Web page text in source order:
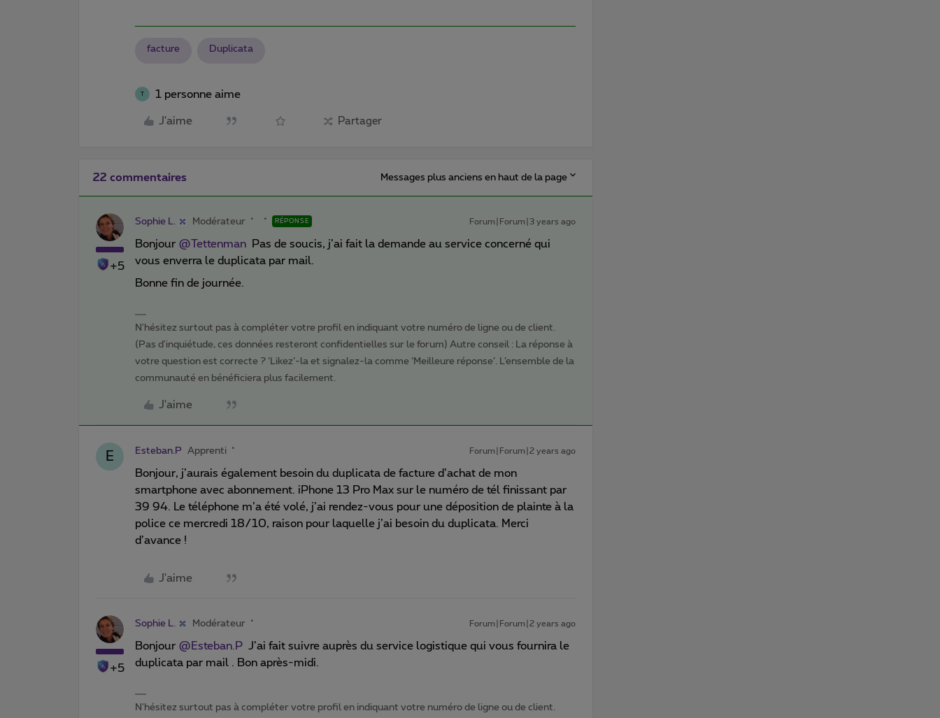
facture Duplicata
T 1 personne aime
J'aime Partager
22 commentaires Messages plus anciens en haut de la page
+5
Sophie L. Modérateur RÉPONSE Forum|Forum|3 years ago
Bonjour @Tettenman Pas de soucis, j’ai fait la demande au service concerné qui
vous enverra le duplicata par mail.
Bonne fin de journée.
N'hésitez surtout pas à compléter votre profil en indiquant votre numéro de ligne ou de client.
(Pas d'inquiétude, ces données resteront confidentielles sur le forum) Autre conseil : La réponse à
votre question est correcte ? ‘Likez’-la et signalez-la comme ‘Meilleure réponse’. L’ensemble de la
communauté en bénéficiera plus facilement.
J'aime
E Esteban.P Apprenti Forum|Forum|2 years ago
Bonjour, j’aurais également besoin du duplicata de facture d’achat de mon
smartphone avec abonnement. iPhone 13 Pro Max sur le numéro de tél finissant par
39 94. Le téléphone m’a été volé, j’ai rendez-vous pour une déposition de plainte à la
police ce mercredi 18/10, raison pour laquelle j’ai besoin du duplicata. Merci
d’avance !
J'aime
+5
Sophie L. Modérateur Forum|Forum|2 years ago
Bonjour @Esteban.P J’ai fait suivre auprès du service logistique qui vous fournira le
duplicata par mail . Bon après-midi.
N'hésitez surtout pas à compléter votre profil en indiquant votre numéro de ligne ou de client.